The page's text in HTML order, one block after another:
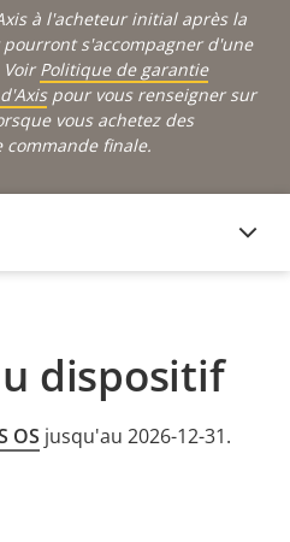
à l'acheteur initial après la
s'accompagner d'une
Politique de garantie
pour vous renseigner sur
vous achetez des
finale.
dispositif
OS jusqu'au 2026-12-31.